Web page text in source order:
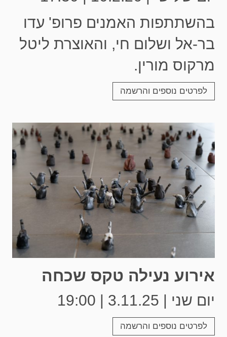
בהשתתפות האמנים פרופ' עדו
בר-אל ושלום חי, והאוצרת ליטל
מרקוס מורין.
לפרטים נוספים והרשמה
אירוע נעילה טקס שכחה
יום שני | 3.11.25 | 19:00
לפרטים נוספים והרשמה